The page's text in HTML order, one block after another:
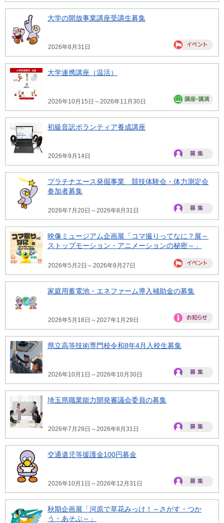
大学の開放事業講座受講生募集
2026年8月31日
大学連携講座（温活）
2026年10月15日～2026年11月30日
初級音訳ボランティア養成講座
2026年9月14日
プラチナエース発掘事業 競技体験会・体力測定会
参加者募集
2026年7月20日～2026年8月31日
映像ミュージアム企画展「コマ撮りってなに？展～
ストップモーション・アニメーションの秘密～」
2026年5月2日～2026年9月27日
家庭用蓄電池・エネファーム導入補助金の募集
2026年5月18日～2027年1月29日
県立高等技術専門校令和8年4月入校生募集
2026年10月1日～2026年10月30日
埼玉県職業能力開発審議会委員の募集
2026年7月29日～2026年8月31日
交通遺児等援護金100円募金
2026年10月1日～2026年12月31日
秋期企画展「河原で草花みっけ！～さがす・つか
う・あそぶ～」